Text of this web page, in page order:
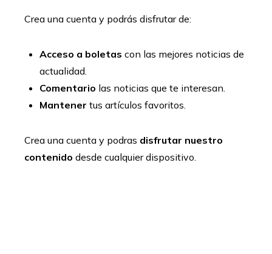
Crea una cuenta y podrás disfrutar de:
Acceso a boletas con las mejores noticias de
actualidad.
Comentario las noticias que te interesan.
Mantener tus artículos favoritos.
Crea una cuenta y podras disfrutar nuestro
contenido desde cualquier dispositivo.